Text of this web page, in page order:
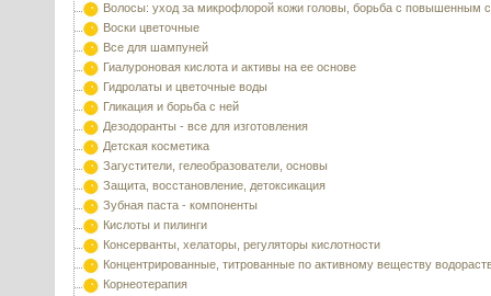
Волосы: уход за микрофлорой кожи головы, борьба с повышенным
Воски цветочные
Все для шампуней
Гиалуроновая кислота и активы на ее основе
Гидролаты и цветочные воды
Гликация и борьба с ней
Дезодоранты - все для изготовления
Детская косметика
Загустители, гелеобразователи, основы
Защита, восстановление, детоксикация
Зубная паста - компоненты
Кислоты и пилинги
Консерванты, хелаторы, регуляторы кислотности
Концентрированные, титрованные по активному веществу
Корнеотерапия